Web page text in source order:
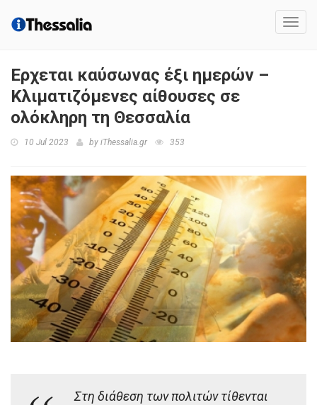
Eρχεται καύσωνας έξι ημερών –
Κλιματιζόμενες αίθουσες σε
ολόκληρη τη Θεσσαλία
10 Jul 2023 by iThessalia.gr 353
Στη διάθεση των πολιτών τίθενται